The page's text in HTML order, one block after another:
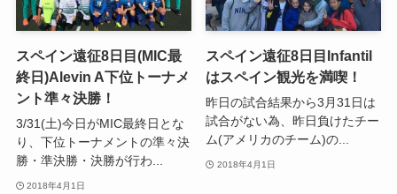
スペイン遠征8日目(MIC最
終日)Alevin A下位トーナメ
ント準々決勝！
3/31(土)今日がMIC最終日とな
り、下位トーナメントの準々決
勝・準決勝・決勝が行わ...
2018年4月1日
スペイン遠征8日目Infantil
はスペイン観光を満喫！
昨日の試合結果から3月31日は
試合がない為、昨日負けたチー
ム(アメリカのチーム)の...
2018年4月1日